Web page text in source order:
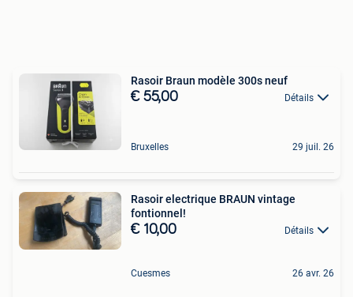
Rasoir Braun modèle 300s neuf
€ 55,00 Détails
Bruxelles 29 juil. 26
Rasoir electrique BRAUN vintage
fontionnel!
€ 10,00 Détails
Cuesmes 26 avr. 26